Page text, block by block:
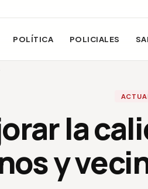
POLÍTICA POLICIALES
la
y